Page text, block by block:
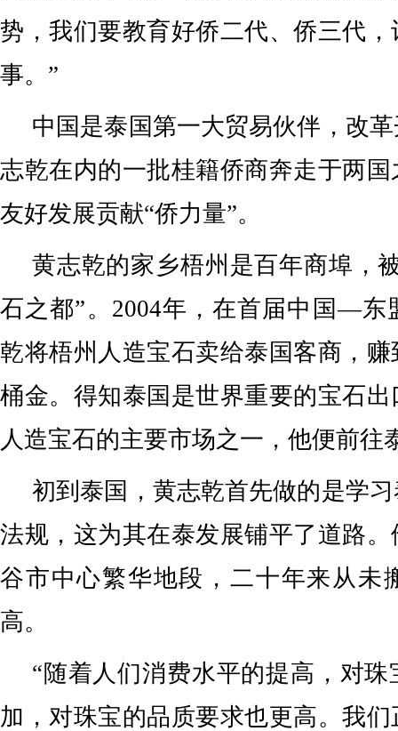
势，我们要教育好侨二代、侨三代
事。”
中国是泰国第一大贸易伙伴，改
志乾在内的一批桂籍侨商奔走于两
友好发展贡献“侨力量”。
黄志乾的家乡梧州是百年商埠，
石之都”。2004年，在首届中国—东
乾将梧州人造宝石卖给泰国客商，
桶金。得知泰国是世界重要的宝石
人造宝石的主要市场之一，他便前往
初到泰国，黄志乾首先做的是学
法规，这为其在泰发展铺平了道路
谷市中心繁华地段，二十年来从未
高。
“随着人们消费水平的提高，对
加，对珠宝的品质要求也更高。我